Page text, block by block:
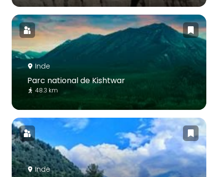
Inde
Parc national de Kishtwar
48.3 km
Inde